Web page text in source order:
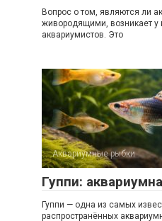
Вопрос о том, являются ли
живородящими, возникает
аквариумистов. Это
Аквариумные рыбки
Гуппи:
Гуппи — одна из самых
распространённых